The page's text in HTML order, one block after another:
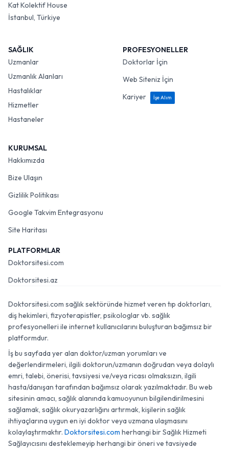
Kat Kolektif House
İstanbul, Türkiye
SAĞLIK
Uzmanlar
Uzmanlık Alanları
Hastalıklar
Hizmetler
Hastaneler
PROFESYONELLER
Doktorlar İçin
Web Siteniz İçin
Kariyer
İşe Alım
KURUMSAL
Hakkımızda
Bize Ulaşın
Gizlilik Politikası
Google Takvim Entegrasyonu
Site Haritası
PLATFORMLAR
Doktorsitesi.com
Doktorsitesi.az
Doktorsitesi.com sağlık sektöründe hizmet veren tıp doktorları,
diş hekimleri, fizyoterapistler, psikologlar vb. sağlık
profesyonelleri ile internet kullanıcılarını buluşturan bağımsız bir
platformdur.
İş bu sayfada yer alan doktor/uzman yorumları ve
değerlendirmeleri, ilgili doktorun/uzmanın doğrudan veya dolaylı
emri, talebi, önerisi, tavsiyesi ve/veya ricası olmaksızın, ilgili
hasta/danışan tarafından bağımsız olarak yazılmaktadır. Bu web
sitesinin amacı, sağlık alanında kamuoyunun bilgilendirilmesini
sağlamak, sağlık okuryazarlığını artırmak, kişilerin sağlık
ihtiyaçlarına uygun en iyi doktor veya uzmana ulaşmasını
kolaylaştırmaktır. Doktorsitesi.com herhangi bir Sağlık Hizmeti
Sağlayıcısını desteklemeyip herhangi bir öneri ve tavsiyede